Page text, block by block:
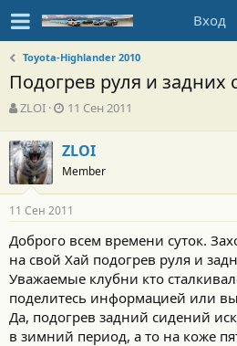
Вход
Toyota-Highlander 2010
Подогрев руля и задних
А
т
о
р
т
е
м
ы
ZLOI
Д
а
н
ч
а
л
а
11 Сен 2011
ZLOI
Member
11 Сен 2011
Доброго всем времени суток.
на свой Хай подогрев руля и
Уважаемые клубни кто
поделитесь информацией или
Да, подогрев задний сидений
в зимний период, а то на коже